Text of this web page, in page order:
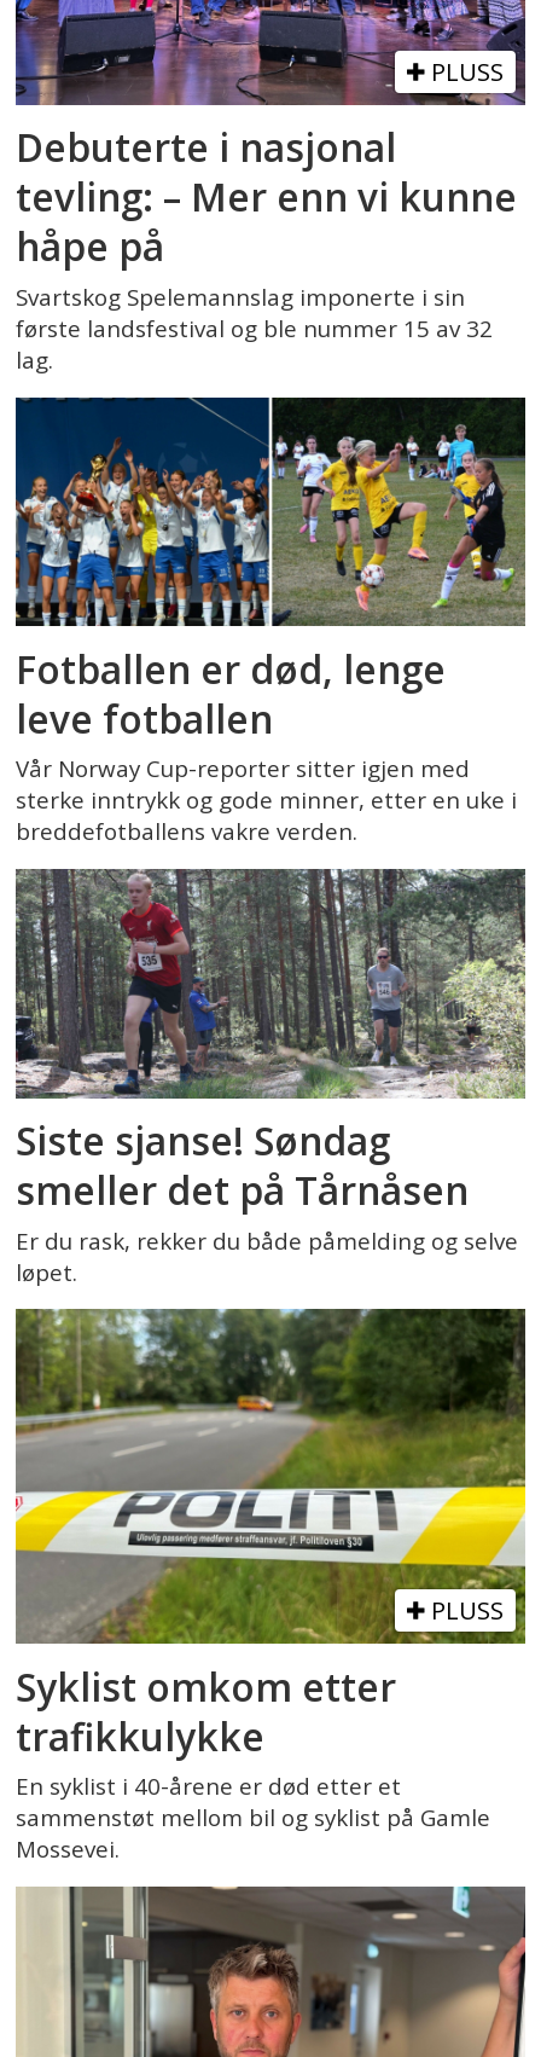
PLUSS
Debuterte i nasjonal
tevling: – Mer enn vi kunne
håpe på
Svartskog Spelemannslag imponerte i sin
første landsfestival og ble nummer 15 av 32
lag.
Fotballen er død, lenge
leve fotballen
Vår Norway Cup-reporter sitter igjen med
sterke inntrykk og gode minner, etter en uke i
breddefotballens vakre verden.
Siste sjanse! Søndag
smeller det på Tårnåsen
Er du rask, rekker du både påmelding og selve
løpet.
PLUSS
Syklist omkom etter
trafikkulykke
En syklist i 40-årene er død etter et
sammenstøt mellom bil og syklist på Gamle
Mossevei.